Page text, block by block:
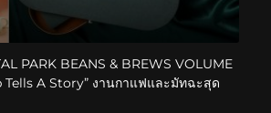
PARK BEANS & BREWS VOLUME
Tells A Story” งานกาแฟและมัทฉะสุด